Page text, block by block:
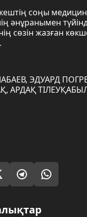
соңы
әнұранымен
сөзін жазған
ЭДУАРД
АРДАҚ